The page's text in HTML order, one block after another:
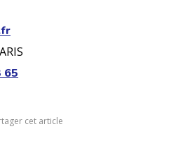
65
cet article